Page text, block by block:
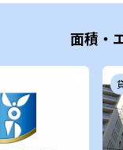
面積・